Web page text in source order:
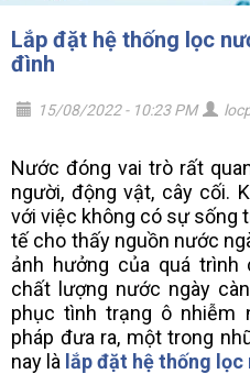
Lắp đặt hệ thống lọc
đình
15/08/2022 - 10:23 PM
Nước đóng vai trò rất
người, động vật, cây cối.
với việc không có sự sống
tế cho thấy nguồn nước
ảnh hưởng của quá trình
chất lượng nước ngày
phục tình trạng ô nhiễm
pháp đưa ra, một trong
nay là lắp đặt hệ thống lọc